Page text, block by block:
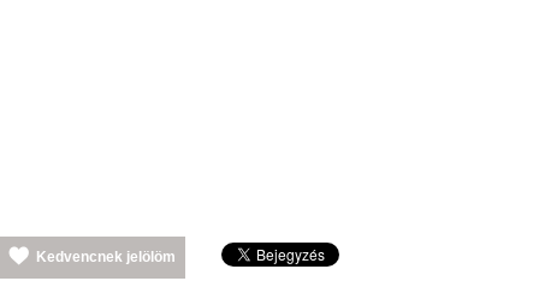
Kedvencnek jelölöm